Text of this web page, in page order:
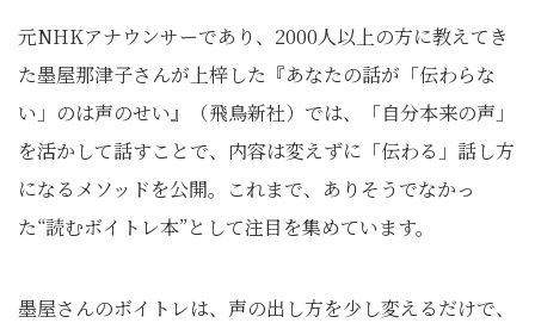
元NHKアナウンサーであり、2000人以上の方に教えてき
た墨屋那津子さんが上梓した『あなたの話が「伝わらな
い」のは声のせい』（飛鳥新社）では、「自分本来の声」
を活かして話すことで、内容は変えずに「伝わる」話し方
になるメソッドを公開。これまで、ありそうでなかっ
た“読むボイトレ本”として注目を集めています。
墨屋さんのボイトレは、声の出し方を少し変えるだけで、